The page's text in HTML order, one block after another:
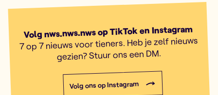
Volg nws.nws.nws op TikTok en Instagram
7 op 7 nieuws voor tieners. Heb je zelf nieuws
gezien? Stuur ons een DM.
Volg ons op Instagram